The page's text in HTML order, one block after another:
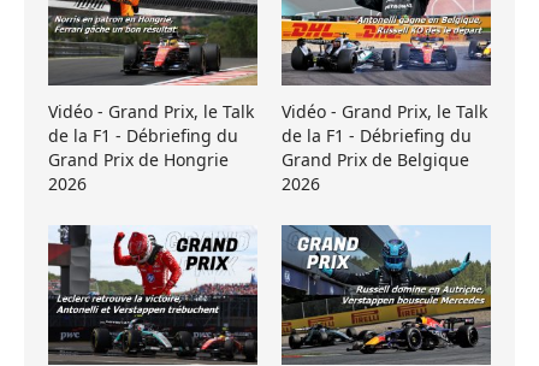
Vidéo - Grand Prix, le Talk
de la F1 - Débriefing du
Grand Prix de Hongrie
2026
Vidéo - Grand Prix, le Talk
de la F1 - Débriefing du
Grand Prix de Belgique
2026